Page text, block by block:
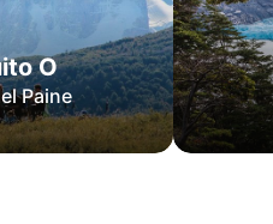
O
Paine